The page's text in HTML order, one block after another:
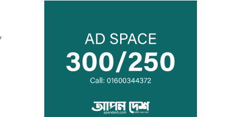
তিস্তা মহাপরিকল্পনার কাজ
শিগগিরই শুরু হচ্ছে: প্রতিমন্ত্রী
ফরহাদ